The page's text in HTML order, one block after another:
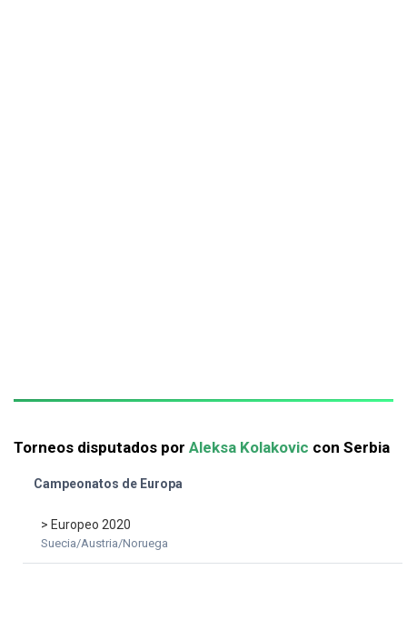
Torneos disputados por Aleksa Kolakovic con Serbia
Campeonatos de Europa
> Europeo 2020
Suecia/Austria/Noruega